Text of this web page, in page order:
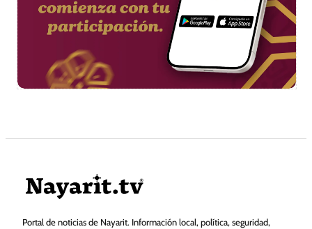
Portal de noticias de Nayarit. Información local, política, seguridad,